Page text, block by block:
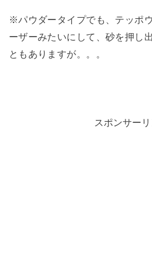
※パウダータイプでも、テッポ
ーザーみたいにして、砂を押し
ともありますが。。。
スポンサーリ